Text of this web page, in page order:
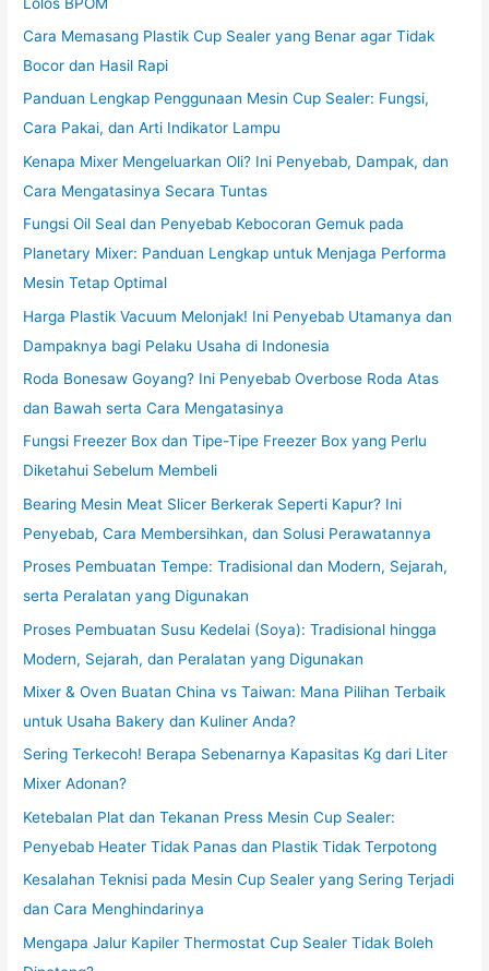
Cara Memasang Plastik Cup Sealer yang Benar agar Tidak
Bocor dan Hasil Rapi
Panduan Lengkap Penggunaan Mesin Cup Sealer: Fungsi,
Cara Pakai, dan Arti Indikator Lampu
Kenapa Mixer Mengeluarkan Oli? Ini Penyebab, Dampak, dan
Cara Mengatasinya Secara Tuntas
Fungsi Oil Seal dan Penyebab Kebocoran Gemuk pada
Planetary Mixer: Panduan Lengkap untuk Menjaga Performa
Mesin Tetap Optimal
Harga Plastik Vacuum Melonjak! Ini Penyebab Utamanya dan
Dampaknya bagi Pelaku Usaha di Indonesia
Roda Bonesaw Goyang? Ini Penyebab Overbose Roda Atas
dan Bawah serta Cara Mengatasinya
Fungsi Freezer Box dan Tipe-Tipe Freezer Box yang Perlu
Diketahui Sebelum Membeli
Bearing Mesin Meat Slicer Berkerak Seperti Kapur? Ini
Penyebab, Cara Membersihkan, dan Solusi Perawatannya
Proses Pembuatan Tempe: Tradisional dan Modern, Sejarah,
serta Peralatan yang Digunakan
Proses Pembuatan Susu Kedelai (Soya): Tradisional hingga
Modern, Sejarah, dan Peralatan yang Digunakan
Mixer & Oven Buatan China vs Taiwan: Mana Pilihan Terbaik
untuk Usaha Bakery dan Kuliner Anda?
Sering Terkecoh! Berapa Sebenarnya Kapasitas Kg dari Liter
Mixer Adonan?
Ketebalan Plat dan Tekanan Press Mesin Cup Sealer:
Penyebab Heater Tidak Panas dan Plastik Tidak Terpotong
Kesalahan Teknisi pada Mesin Cup Sealer yang Sering Terjadi
dan Cara Menghindarinya
Mengapa Jalur Kapiler Thermostat Cup Sealer Tidak Boleh